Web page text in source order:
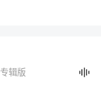
辑版